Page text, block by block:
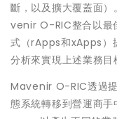
斷，以及擴大覆蓋面
venir O-RIC整合以最
式（rApps和xApps）
分析來實現上述業務目
Mavenir O-RIC透過
態系統轉移到營運商